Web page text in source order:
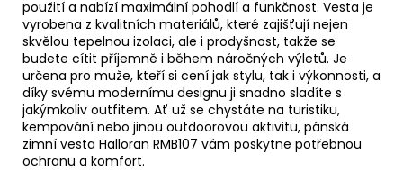
použití a nabízí maximální pohodlí a funkčnost. Vesta je
vyrobena z kvalitních materiálů, které zajišťují nejen
skvělou tepelnou izolaci, ale i prodyšnost, takže se
budete cítit příjemně i během náročných výletů. Je
určena pro muže, kteří si cení jak stylu, tak i výkonnosti, a
díky svému modernímu designu ji snadno sladíte s
jakýmkoliv outfitem. Ať už se chystáte na turistiku,
kempování nebo jinou outdoorovou aktivitu, pánská
zimní vesta Halloran RMB107 vám poskytne potřebnou
ochranu a komfort.